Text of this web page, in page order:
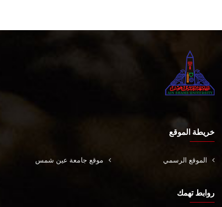
خريطة الموقع
الموقع الرسمي موقع جامعة عين شمس
روابط تهمك